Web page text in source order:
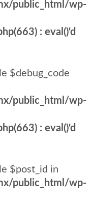
public_html/wp-
: eval()'d
$debug_code
public_html/wp-
: eval()'d
$post_id in
public_html/wp-